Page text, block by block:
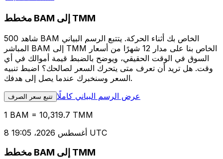
مخطط BAM إلى TMM
شاهد 500 BAM الخاص بك أثناء الحركة. يتتبع الرسم البياني
المباشر BAM إلى TMM الخاص بنا على مدار 12 شهرًا من أسعار
السوق في الوقت الحقيقي، ويوضح بالضبط قيمة أموالك في أي
وقت. هل تريد أن تعرف متى يتحرك السعر لصالحك؟ اضبط تنبيه
السعر وسنخبرك عندما يصل إلى هدفك.
تتبع سعر الصرف عرض الرسم البياني كاملًا
1 BAM = 10,319.7 TMM
8 أغسطس 2026، 19:05 UTC
مخطط BAM إلى TMM